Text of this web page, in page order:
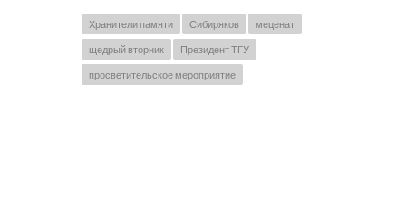
Хранители памяти Сибиряков меценат
щедрый вторник Президент ТГУ
просветительское мероприятие